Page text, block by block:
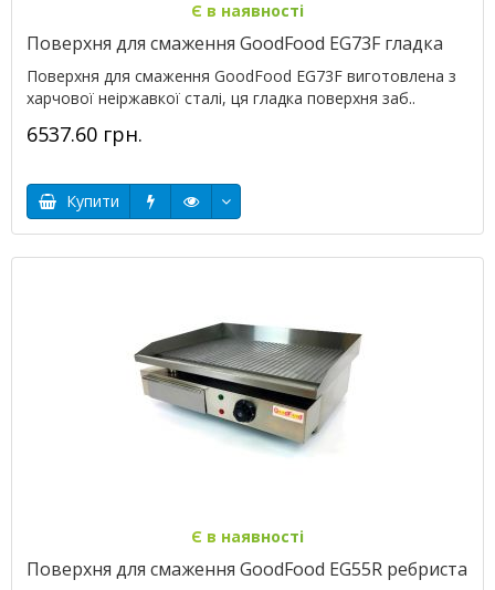
Є в наявності
Поверхня для смаження GoodFood EG73F гладка
Поверхня для смаження GoodFood EG73F виготовлена з
харчової неіржавкої сталі, ця гладка поверхня заб..
6537.60 грн.
Купити
Є в наявності
Поверхня для смаження GoodFood EG55R ребриста